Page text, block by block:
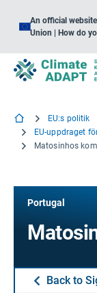
An official
Union | How do
EU:s politik
EU-uppdraget
Matosinhos
Portugal
Back to